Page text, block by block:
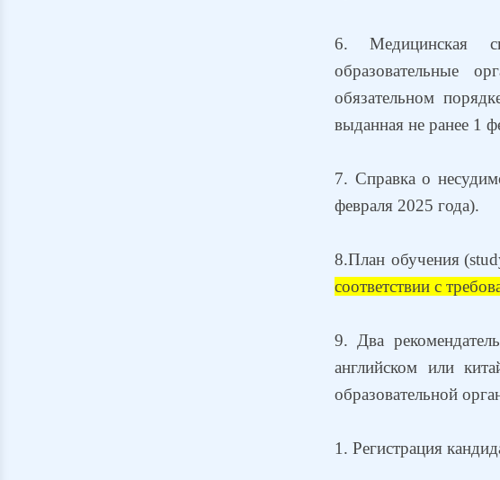
6. Медицинская
образовательные
обязательном
выданная не ранее 1
7. Справка о
февраля 2025 года).
8.План обучения (
соответствии с
9. Два
английском или
образовательной
1. Регистрация